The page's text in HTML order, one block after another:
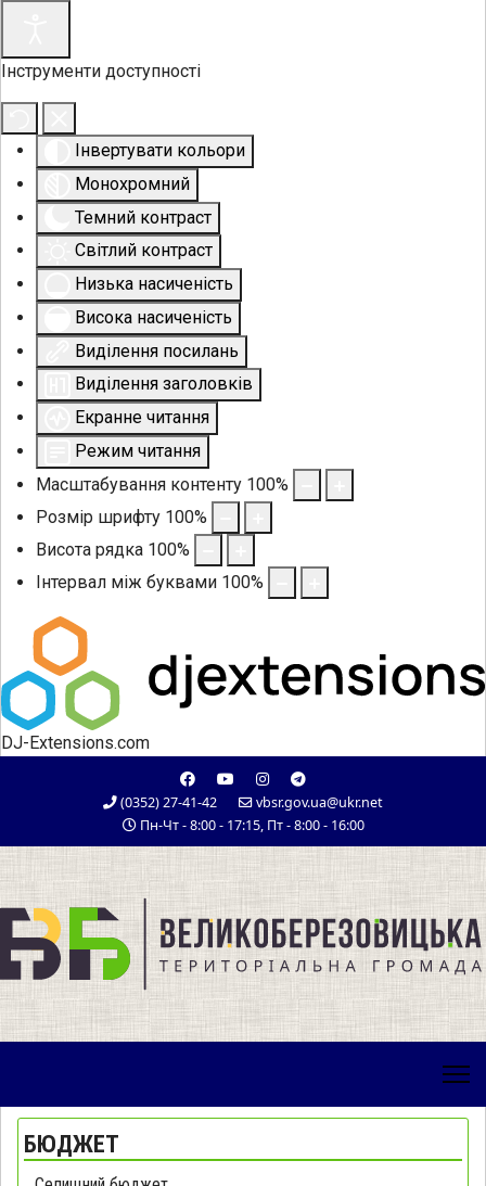
Інструменти доступності
Інвертувати кольори
Монохромний
Темний контраст
Світлий контраст
Низька насиченість
Висока насиченість
Виділення посилань
Виділення заголовків
Екранне читання
Режим читання
Масштабування контенту 100%
Розмір шрифту 100%
Висота рядка 100%
Інтервал між буквами 100%
DJ-Extensions.com
(0352) 27-41-42
vbsr.gov.ua@ukr.net
Пн-Чт - 8:00 - 17:15, Пт - 8:00 - 16:00
БЮДЖЕТ